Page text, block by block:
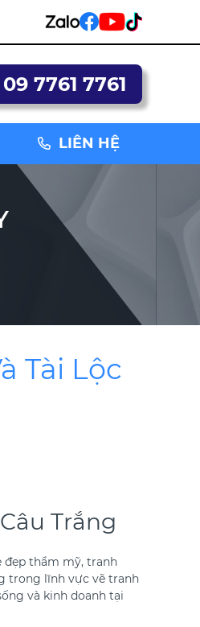
09 7761 7761
LIÊN HỆ
Tài Lộc
Trắng
đẹp thẩm mỹ, tranh
trong lĩnh vực vẽ tranh
và kinh doanh tại